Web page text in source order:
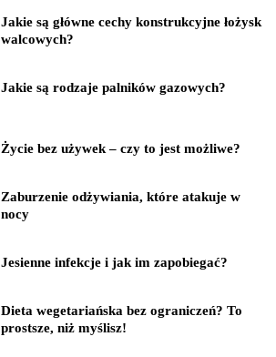
Jakie są główne cechy konstrukcyjne łożysk
walcowych?
Jakie są rodzaje palników gazowych?
Życie bez używek – czy to jest możliwe?
Zaburzenie odżywiania, które atakuje w
nocy
Jesienne infekcje i jak im zapobiegać?
Dieta wegetariańska bez ograniczeń? To
prostsze, niż myślisz!